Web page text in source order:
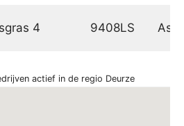
4 9408LS
actief in de regio Deurze